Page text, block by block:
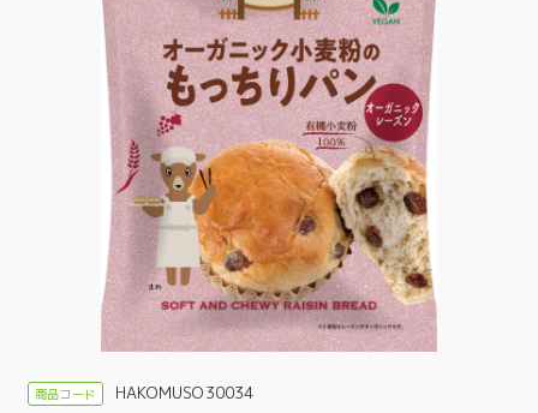
HAKOMUSO30034